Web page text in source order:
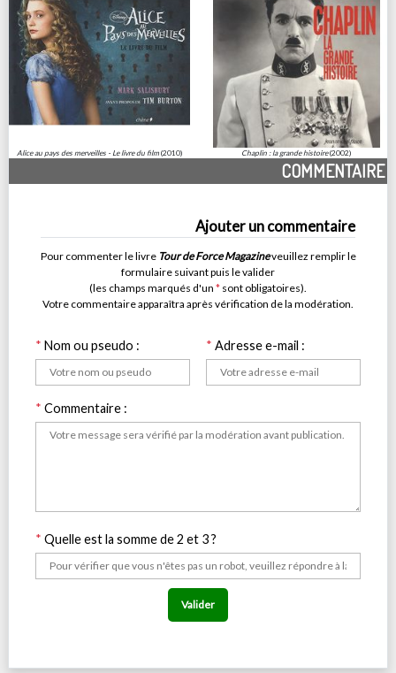
Alice au pays des merveilles - Le livre du film(2010) Chaplin : la grande histoire(2002)
COMMENTAIRE
Ajouter un commentaire
Pour commenter le livre Tour de Force Magazineveuillez remplir le
formulaire suivant puis le valider
(les champs marqués d'un * sont obligatoires).
Votre commentaire apparaîtra après vérification de la modération.
* Nom ou pseudo : * Adresse e-mail :
* Commentaire :
* Quelle est la somme de 2 et 3 ?
Valider